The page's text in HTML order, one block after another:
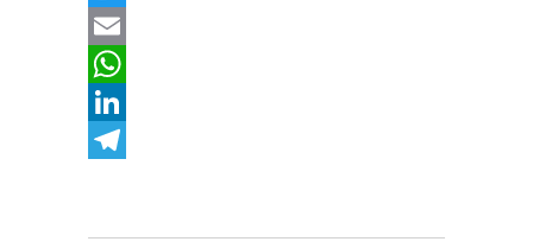
Twitter
Email
WhatsApp
LinkedIn
completato grazie ai Fondi